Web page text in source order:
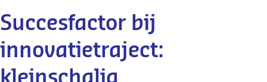
Succesfactor bij
innovatietraject: